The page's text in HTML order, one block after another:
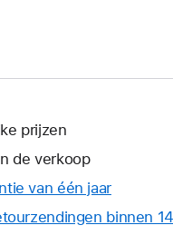
prijzen
de verkoop
van één jaarHierdoor
wordt
binnen